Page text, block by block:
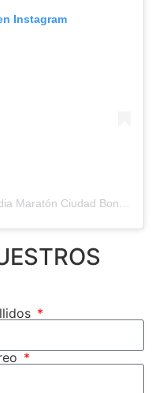
Instagram
Una publicación compartida por Media Maratón Ciudad Bonita (@mediamaratonciudadbonita)